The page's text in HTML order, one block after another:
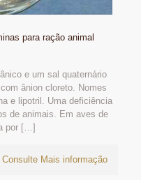
para ração animal
e um sal quaternário
ânion cloreto. Nomes
e lipotril. Uma deficiência
de animais. Em aves de
por […]
Consulte Mais informação